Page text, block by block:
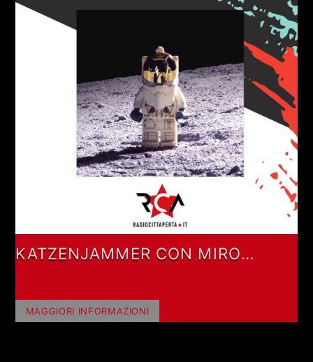
KATZENJAMMER CON MIRO
MAGGIORI INFORMAZIONI